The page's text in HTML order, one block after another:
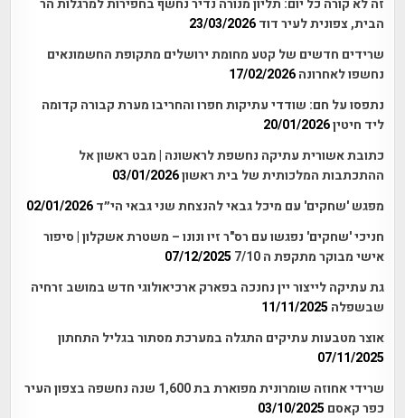
זה לא קורה כל יום: תליון מנורה נדיר נחשף בחפירות למרגלות הר
הבית, צפונית לעיר דוד 23/03/2026
שרידים חדשים של קטע מחומת ירושלים מתקופת החשמונאים
נחשפו לאחרונה 17/02/2026
נתפסו על חם: שודדי עתיקות חפרו והחריבו מערת קבורה קדומה
ליד חיטין20/01/2026
כתובת אשורית עתיקה נחשפת לראשונה | מבט ראשון אל
ההתכתבות המלכותית של בית ראשון03/01/2026
מפגש 'שחקים' עם מיכל גבאי להנצחת שני גבאי הי״ד 02/01/2026
חניכי 'שחקים' נפגשו עם רס"ר זיו ונונו – משטרת אשקלון | סיפור
אישי מבוקר מתקפת ה 7/10
07/12/2025
גת עתיקה לייצור יין נחנכה בפארק ארכיאולוגי חדש במושב זרחיה
שבשפלה 11/11/2025
אוצר מטבעות עתיקים התגלה במערכת מסתור בגליל התחתון
07/11/2025
שרידי אחוזה שומרונית מפוארת בת 1,600 שנה נחשפה בצפון העיר
כפר קאסם 03/10/2025